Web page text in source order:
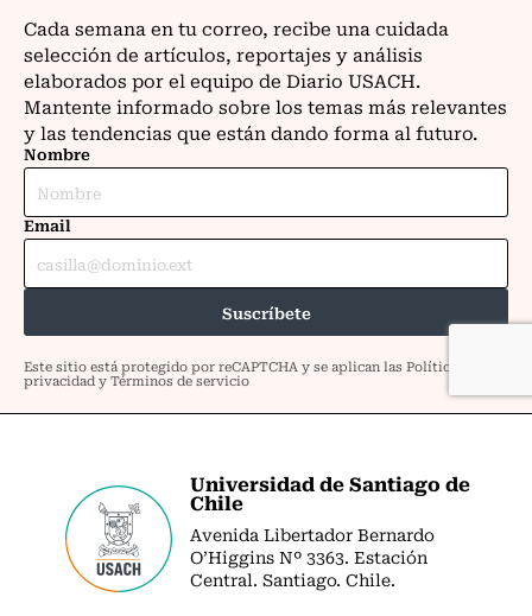
Universidad de Santiago de
Chile
Avenida Libertador Bernardo
O’Higgins Nº 3363. Estación
Central. Santiago. Chile.